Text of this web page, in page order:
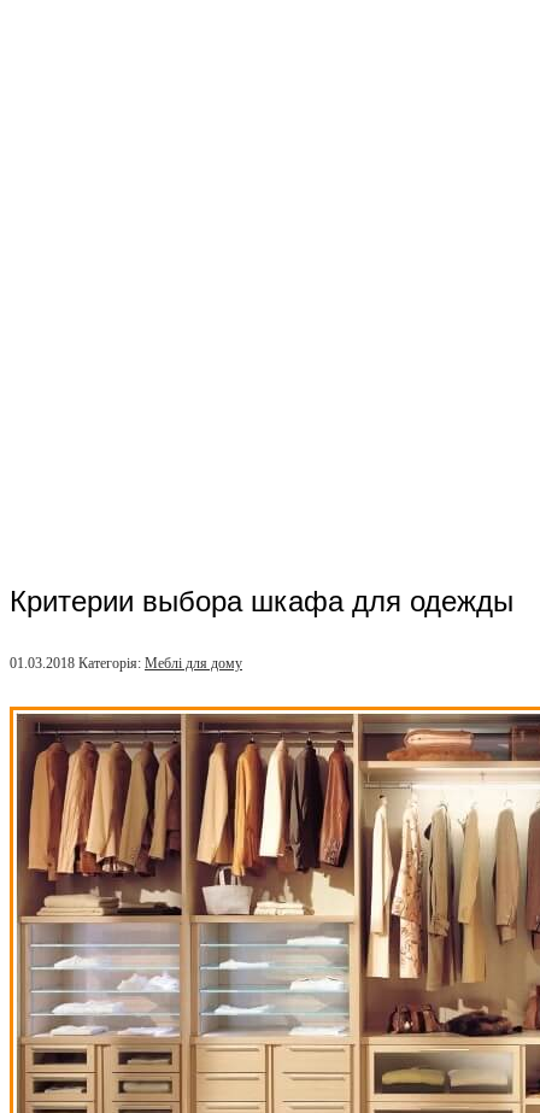
Критерии выбора шкафа для одежды
01.03.2018 Категорія: Меблі для дому